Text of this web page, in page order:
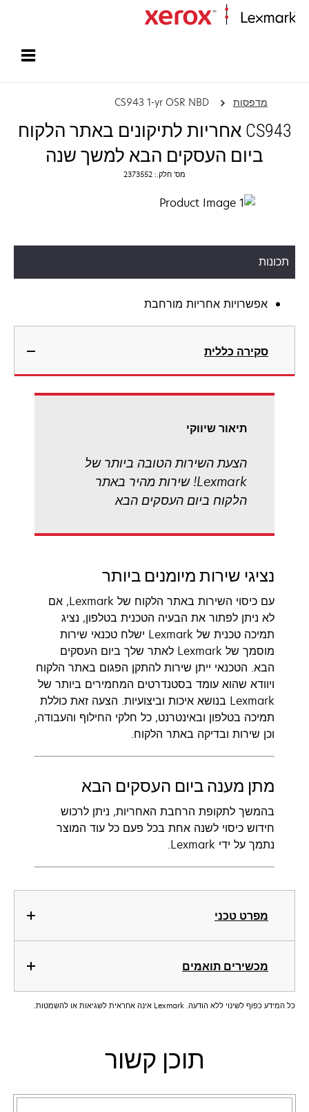
מדפסות CS943 1-yr OSR NBD
CS943 אחריות לתיקונים באתר הלקוח
ביום העסקים הבא למשך שנה
מס' חלק.: 2373552
תכונות
אפשרויות אחריות מורחבת
סקירה כללית
מפרט טכני
מכשירים תואמים
תיאור שיווקי
הצעת השירות הטובה ביותר של
Lexmark! שירות מהיר באתר
הלקוח ביום העסקים הבא
נציגי שירות מיומנים ביותר
עם כיסוי השירות באתר הלקוח של Lexmark, אם
לא ניתן לפתור את הבעיה הטכנית בטלפון, נציג
תמיכה טכנית של Lexmark ישלח טכנאי שירות
מוסמך של Lexmark לאתר שלך ביום העסקים
הבא. הטכנאי ייתן שירות להתקן הפגום באתר הלקוח
ויוודא שהוא עומד בסטנדרטים המחמירים ביותר של
Lexmark בנושא איכות וביצועיות. ‏‫הצעה זאת כוללת
תמיכה בטלפון ובאינטרנט, כל חלקי החילוף והעבודה,
וכן שירות ובדיקה באתר הלקוח.‬
מתן מענה ביום העסקים הבא
בהמשך לתקופת הרחבת האחריות, ניתן לרכוש
חידוש כיסוי לשנה אחת בכל פעם כל עוד המוצר
נתמך על ידי Lexmark.
כל המידע כפוף לשינוי ללא הודעה. Lexmark אינה אחראית לשגיאות או להשמטות.
תוכן קשור